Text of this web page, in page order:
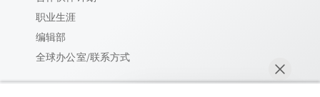
职业生涯
编辑部
全球办公室/联系方式